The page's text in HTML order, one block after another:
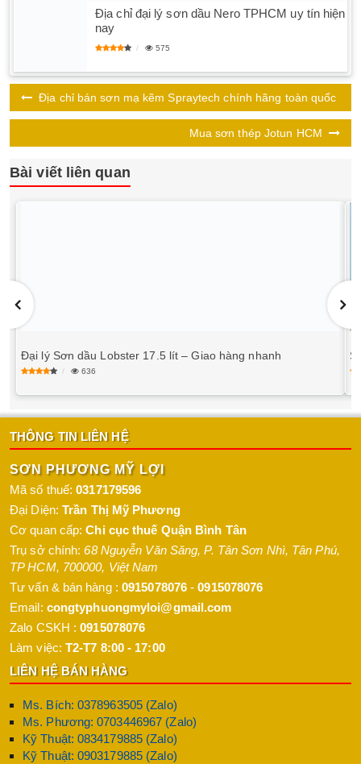
Địa chỉ đại lý sơn dầu Nero TPHCM uy tín hiện
nay
575
Địa chỉ bán sơn mạ kẽm Spraytech chính hãng toàn quốc
Mua sơn thép Jotun HCM
Bài viết liên quan
Đại lý Sơn dầu Lobster 17.5 lít – Giao hàng nhanh
636
THÔNG TIN LIÊN HỆ
SƠN PHƯƠNG MỸ LỢI
Mã số thuế:0317179596
Đại Diện: Trần Thị Mỹ Phương
Cơ quan cấp:Chi cục thuế Quận Bình Tân
Trụ sở chính:68 Nguyễn Văn Săng, P. Tân Sơn Nhì, Tân Phú,
TP HCM, 700000, Việt Nam
Tư vấn & bán hàng : 0915078076 -0915078076
Email: congtyphuongmyloi@gmail.com
Zalo CSKH :0915078076
Làm việc: T2-T7 8:00 - 17:00
LIÊN HỆ BÁN HÀNG
Ms. Bích: 0378963505 (Zalo)
Ms. Phương: 0703446967 (Zalo)
Kỹ Thuật: 0834179885 (Zalo)
Kỹ Thuật: 0903179885 (Zalo)